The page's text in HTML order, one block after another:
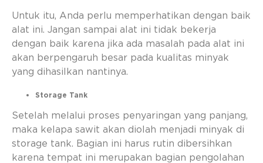
Untuk itu, Anda perlu memperhatikan dengan baik
alat ini. Jangan sampai alat ini tidak bekerja
dengan baik karena jika ada masalah pada alat ini
akan berpengaruh besar pada kualitas minyak
yang dihasilkan nantinya.
Storage Tank
Setelah melalui proses penyaringan yang panjang,
maka kelapa sawit akan diolah menjadi minyak di
storage tank. Bagian ini harus rutin dibersihkan
karena tempat ini merupakan bagian pengolahan